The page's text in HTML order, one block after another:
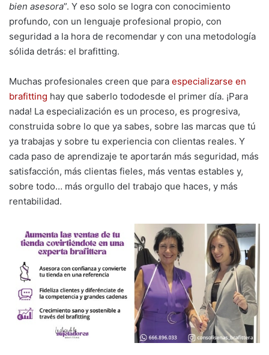
bien asesora”. Y eso solo se logra con conocimiento
profundo, con un lenguaje profesional propio, con
seguridad a la hora de recomendar y con una metodología
sólida detrás: el brafitting.
Muchas profesionales creen que para especializarse en
brafitting hay que saberlo tododesde el primer día. ¡Para
nada! La especialización es un proceso, es progresiva,
construida sobre lo que ya sabes, sobre las marcas que tú
ya trabajas y sobre tu experiencia con clientas reales. Y
cada paso de aprendizaje te aportarán más seguridad, más
satisfacción, más clientas fieles, más ventas estables y,
sobre todo… más orgullo del trabajo que haces, y más
rentabilidad.